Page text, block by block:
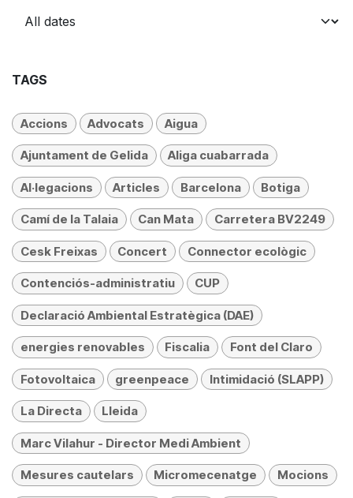
TAGS
Accions Advocats Aigua
Ajuntament de Gelida Aliga cuabarrada
Al·legacions Articles Barcelona Botiga
Camí de la Talaia Can Mata Carretera BV2249
Cesk Freixas Concert Connector ecològic
Contenciós-administratiu CUP
Declaració Ambiental Estratègica (DAE)
energies renovables Fiscalia Font del Claro
Fotovoltaica greenpeace Intimidació (SLAPP)
La Directa Lleida
Marc Vilahur - Director Medi Ambient
Mesures cautelars Micromecenatge Mocions